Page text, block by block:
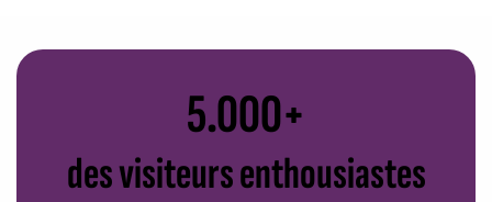
5.000+
des visiteurs enthousiastes